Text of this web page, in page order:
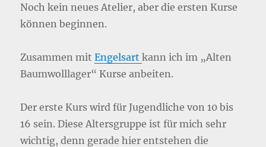
Noch kein neues Atelier, aber die ersten Kurse
können beginnen.
Zusammen mitEngelsartkann ich im „Alten
Baumwolllager“ Kurse anbeiten.
Der erste Kurs wird für Jugendliche von 10 bis
16 sein. Diese Altersgruppe ist für mich sehr
wichtig, denn gerade hier entstehen die